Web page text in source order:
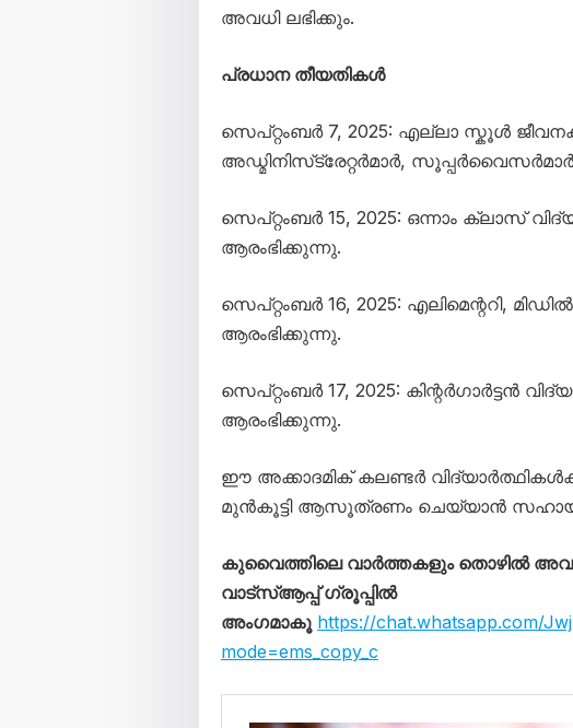
അവധി ലഭിക്കും.
പ്രധാന തീയതികൾ
സെപ്റ്റംബർ 7, 2025: എല്ലാ സ്കൂൾ
അഡ്മിനിസ്‌ട്രേറ്റർമാർ,
സെപ്റ്റംബർ 15, 2025: ഒന്നാം ക്ലാസ്
ആരംഭിക്കുന്നു.
സെപ്റ്റംബർ 16, 2025: എലിമെന്ററി,
ആരംഭിക്കുന്നു.
സെപ്റ്റംബർ 17, 2025: കിന്റർഗാർട്ടൻ
ആരംഭിക്കുന്നു.
ഈ അക്കാദമിക് കലണ്ടർ
മുൻകൂട്ടി ആസൂത്രണം ചെയ്യാൻ
കുവൈത്തിലെ വാർത്തകളും തൊഴിൽ
വാട്സ്ആപ്പ് ഗ്രൂപ്പിൽ
അംഗമാകൂ https://chat.whatsapp.com/
mode=ems_copy_c